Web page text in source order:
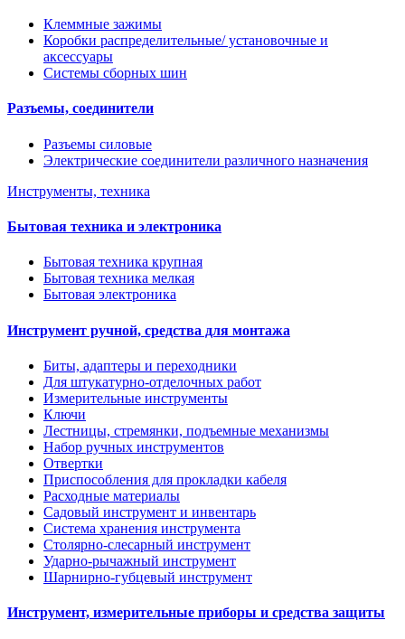
Клеммные зажимы
Коробки распределительные/ установочные и
аксессуары
Системы сборных шин
Разъемы, соединители
Разъемы силовые
Электрические соединители различного назначения
Инструменты, техника
Бытовая техника и электроника
Бытовая техника крупная
Бытовая техника мелкая
Бытовая электроника
Инструмент ручной, средства для монтажа
Биты, адаптеры и переходники
Для штукатурно-отделочных работ
Измерительные инструменты
Ключи
Лестницы, стремянки, подъемные механизмы
Набор ручных инструментов
Отвертки
Приспособления для прокладки кабеля
Расходные материалы
Садовый инструмент и инвентарь
Система хранения инструмента
Столярно-слесарный инструмент
Ударно-рычажный инструмент
Шарнирно-губцевый инструмент
Инструмент, измерительные приборы и средства защиты